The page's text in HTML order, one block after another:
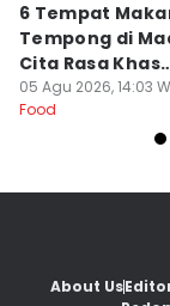
6 Tempat
Tempong di
Cita Rasa Khas
Banyuwangi
05 Agu 2026, 14:03
Food
About Us